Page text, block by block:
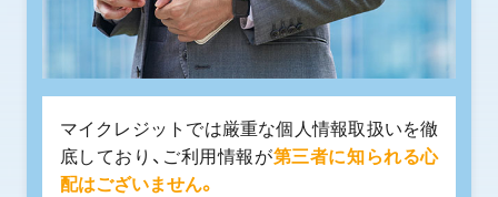
マイクレジットでは厳重な個人情報取扱いを徹
底しており、ご利用情報が第三者に知られる心
配はございません。